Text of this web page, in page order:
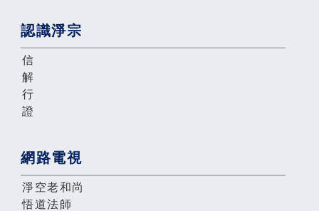
認識淨宗
信
解
行
證
網路電視
淨空老和尚
悟道法師